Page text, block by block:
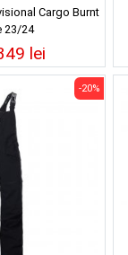
Cargo Burnt
23/24
lei
-20%